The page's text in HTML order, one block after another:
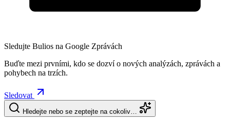
Sledujte Bulios na Google Zprávách
Buďte mezi prvními, kdo se dozví o nových analýzách, zprávách a
pohybech na trzích.
Sledovat
Hledejte nebo se zeptejte na cokoliv…